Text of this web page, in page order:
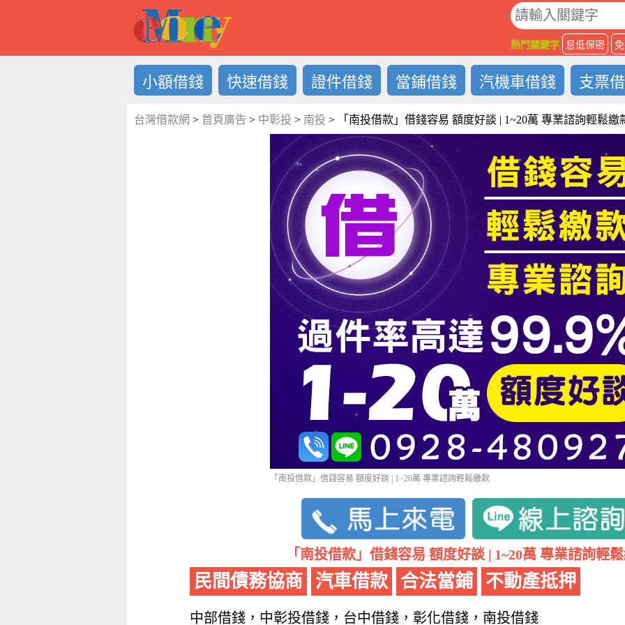
熱門關鍵字 息低保密
小額借錢 快速借錢 證件借錢 當鋪借錢 汽機車借錢 支票
台灣借款網 > 首頁廣告 > 中彰投 > 南投 > 「南投借款」借錢容易 額度好談 | 1~20萬 專業諮詢輕鬆繳
「南投借款」借錢容易 額度好談 | 1~20萬 專業諮詢輕鬆繳款
「南投借款」借錢容易 額度好談 | 1~20萬 專業諮詢輕
民間債務協商 汽車借款 合法當鋪 不動產抵押
中部借錢，中彰投借錢，台中借錢，彰化借錢，南投借錢